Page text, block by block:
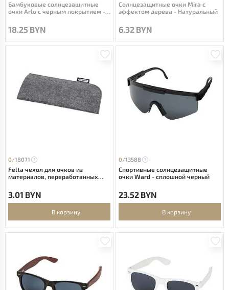
Бамбуковые солнцезащитные
очки Arlo с черным покрытием -
18.25 BYN
Солнцезащитные очки Mira с
эффектом дерева - Натуральный
6.32 BYN
0/18071
Felta чехол для очков из
материалов, переработанных
серый
3.01 BYN
В корзину
0/13588
Спортивные солнцезащитные
очки Ward - сплошной черный
23.52 BYN
В корзину